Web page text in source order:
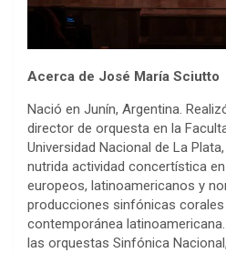
Acerca de José María Sciutto
Nació en Junín, Argentina.
director de orquesta en la
Universidad Nacional de La
nutrida actividad concertística
europeos, latinoamericanos y
producciones sinfónicas
contemporánea
las orquestas Sinfónica